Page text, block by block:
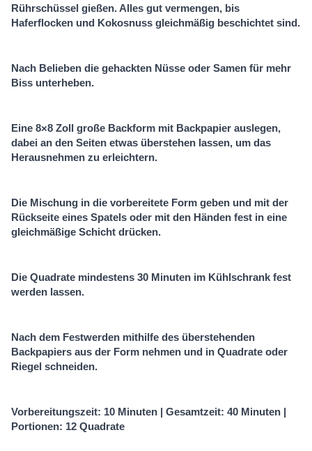
Rührschüssel gießen. Alles gut vermengen, bis
Haferflocken und Kokosnuss gleichmäßig beschichtet sind.
Nach Belieben die gehackten Nüsse oder Samen für mehr
Biss unterheben.
Eine 8×8 Zoll große Backform mit Backpapier auslegen,
dabei an den Seiten etwas überstehen lassen, um das
Herausnehmen zu erleichtern.
Die Mischung in die vorbereitete Form geben und mit der
Rückseite eines Spatels oder mit den Händen fest in eine
gleichmäßige Schicht drücken.
Die Quadrate mindestens 30 Minuten im Kühlschrank fest
werden lassen.
Nach dem Festwerden mithilfe des überstehenden
Backpapiers aus der Form nehmen und in Quadrate oder
Riegel schneiden.
Vorbereitungszeit: 10 Minuten | Gesamtzeit: 40 Minuten |
Portionen: 12 Quadrate